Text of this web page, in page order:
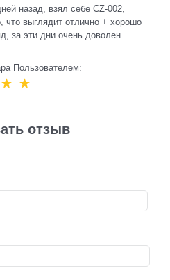
назад, взял себе CZ-002,
что выглядит отлично + хорошо
за эти дни очень доволен
Пользователем:
отзыв